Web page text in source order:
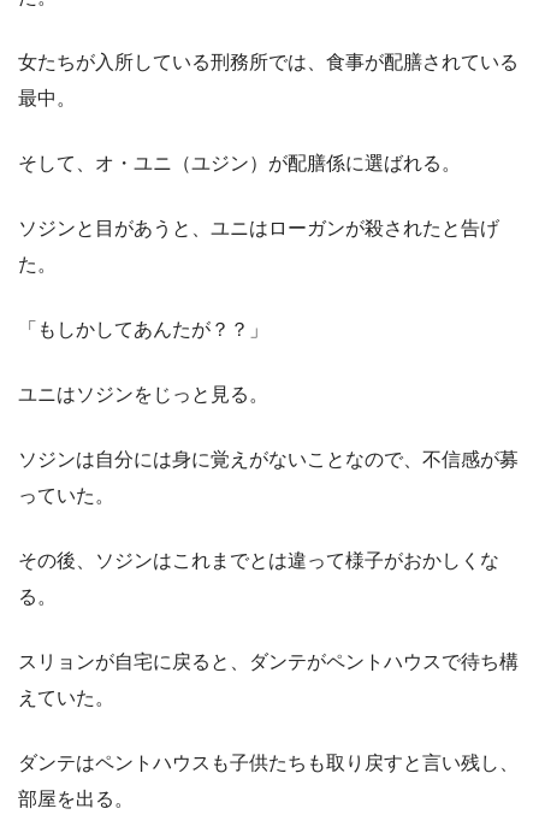
女たちが入所している刑務所では、食事が配膳されている
最中。
そして、オ・ユニ（ユジン）が配膳係に選ばれる。
ソジンと目があうと、ユニはローガンが殺されたと告げ
た。
「もしかしてあんたが？？」
ユニはソジンをじっと見る。
ソジンは自分には身に覚えがないことなので、不信感が募
っていた。
その後、ソジンはこれまでとは違って様子がおかしくな
る。
スリョンが自宅に戻ると、ダンテがペントハウスで待ち構
えていた。
ダンテはペントハウスも子供たちも取り戻すと言い残し、
部屋を出る。